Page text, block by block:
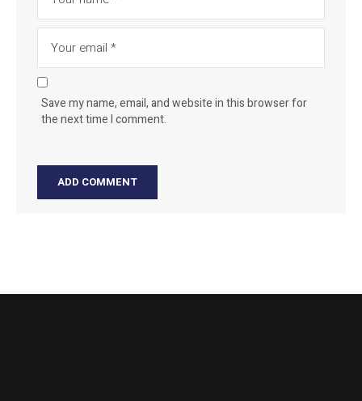
Save my name, email, and website in this browser for
the next time I comment.